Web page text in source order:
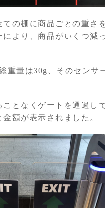
の棚に商品ごとの重さ
より、商品がいくつ減
重量は30g、そのセンサ
となくゲートを通過し
額が表示されました。